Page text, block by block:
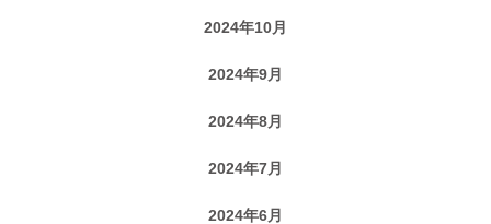
2024年10月
2024年9月
2024年8月
2024年7月
2024年6月